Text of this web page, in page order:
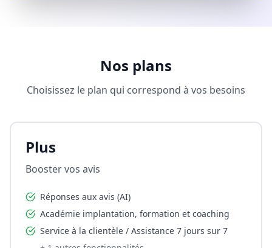
Nos plans
Choisissez le plan qui correspond à vos besoins
Plus
Booster vos avis
Réponses aux avis (AI)
Académie implantation, formation et coaching
Service à la clientèle / Assistance 7 jours sur 7